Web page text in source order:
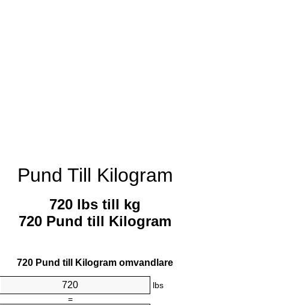
Pund Till Kilogram
720 lbs till kg
720 Pund till Kilogram
720 Pund till Kilogram omvandlare
lbs
=